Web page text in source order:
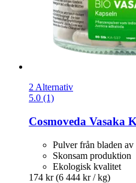
2 Alternativ
5.0 (1)
Cosmoveda Vasaka
Pulver från bladen
Skonsam produktion
Ekologisk kvalitet
174 kr (6 444 kr / kg)